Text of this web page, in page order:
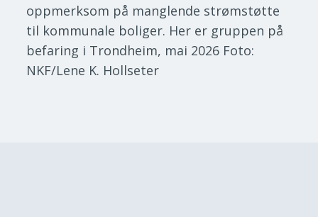
oppmerksom på manglende strømstøtte
til kommunale boliger. Her er gruppen på
befaring i Trondheim, mai 2026 Foto:
NKF/Lene K. Hollseter